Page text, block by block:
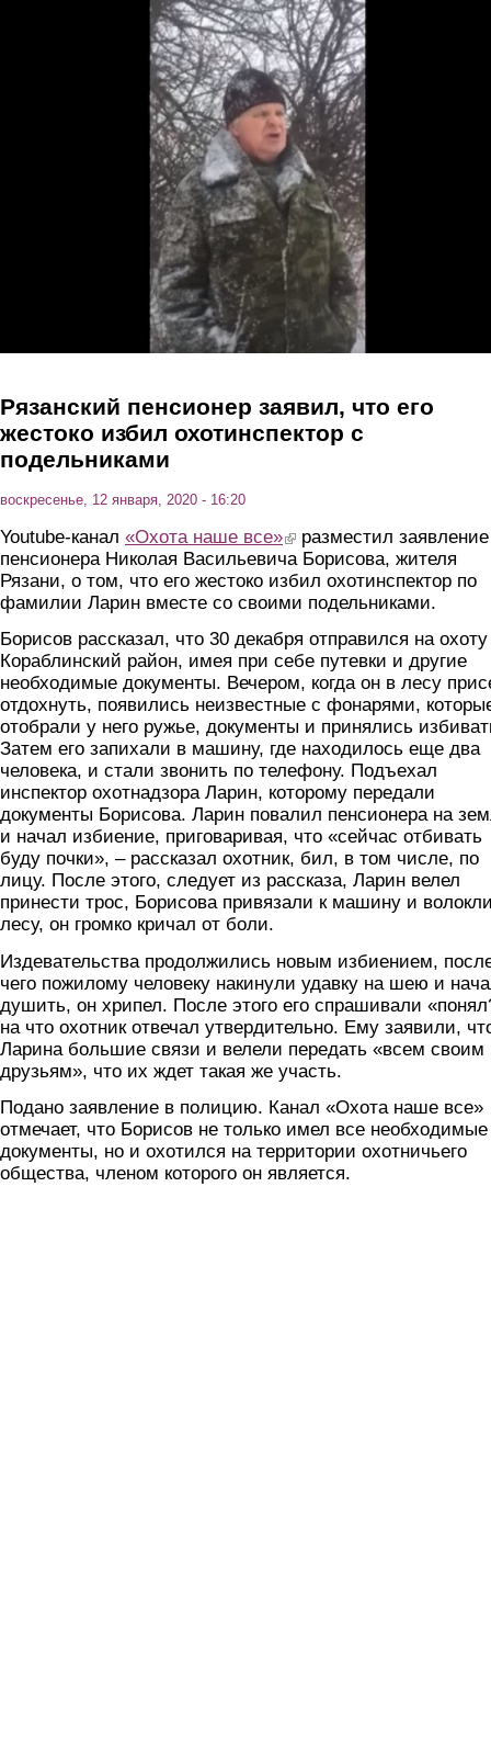
Перейти к основному содержанию
Рязанский пенсионер заявил, что его
жестоко избил охотинспектор с
подельниками
воскресенье, 12 января, 2020 - 16:20
Youtube-канал «Охота наше все»(link is external)
разместил заявление
пенсионера Николая Васильевича Борисова, жителя
Рязани, о том, что его жестоко избил охотинспектор по
фамилии Ларин вместе со своими подельниками.
Борисов рассказал, что 30 декабря отправился на
Кораблинский район, имея при себе путевки и другие
необходимые документы. Вечером, когда он в лесу
отдохнуть, появились неизвестные с фонарями,
отобрали у него ружье, документы и принялись
Затем его запихали в машину, где находилось еще два
человека, и стали звонить по телефону. Подъехал
инспектор охотнадзора Ларин, которому передали
документы Борисова. Ларин повалил пенсионера на
и начал избиение, приговаривая, что «сейчас отбивать
буду почки», – рассказал охотник, бил, в том числе, по
лицу. После этого, следует из рассказа, Ларин велел
принести трос, Борисова привязали к машину и
лесу, он громко кричал от боли.
Издевательства продолжились новым избиением,
чего пожилому человеку накинули удавку на шею и
душить, он хрипел. После этого его спрашивали
на что охотник отвечал утвердительно. Ему заявили,
Ларина большие связи и велели передать «всем своим
друзьям», что их ждет такая же участь.
Подано заявление в полицию. Канал «Охота наше все»
отмечает, что Борисов не только имел все необходимые
документы, но и охотился на территории охотничьего
общества, членом которого он является.